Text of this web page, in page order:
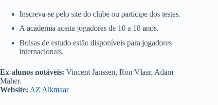
Inscreva-se pelo site do clube ou participe dos testes.
A academia aceita jogadores de 10 a 18 anos.
Bolsas de estudo estão disponíveis para jogadores
internacionais.
Ex-alunos notáveis: Vincent Janssen, Ron Vlaar, Adam
Maher.
Website: AZ Alkmaar